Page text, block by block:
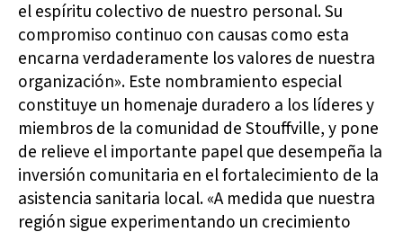
el espíritu colectivo de nuestro personal. Su
compromiso continuo con causas como esta
encarna verdaderamente los valores de nuestra
organización». Este nombramiento especial
constituye un homenaje duradero a los líderes y
miembros de la comunidad de Stouffville, y pone
de relieve el importante papel que desempeña la
inversión comunitaria en el fortalecimiento de la
asistencia sanitaria local. «A medida que nuestra
región sigue experimentando un crecimiento